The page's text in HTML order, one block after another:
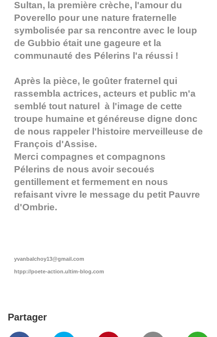
Sultan, la première crèche, l'amour du
Poverello pour une nature fraternelle
symbolisée par sa rencontre avec le loup
de Gubbio était une gageure et la
communauté des Pélerins l'a réussi !
Après la pièce, le goûter fraternel qui
rassembla actrices, acteurs et public m'a
semblé tout naturel à l'image de cette
troupe humaine et généreuse digne donc
de nous rappeler l'histoire merveilleuse de
François d'Assise.
Merci compagnes et compagnons
Pélerins de nous avoir secoués
gentillement et fermement en nous
refaisant vivre le message du petit Pauvre
d'Ombrie.
yvanbalchoy13@gmail.com
htpp://poete-action.ultim-blog.com
Partager